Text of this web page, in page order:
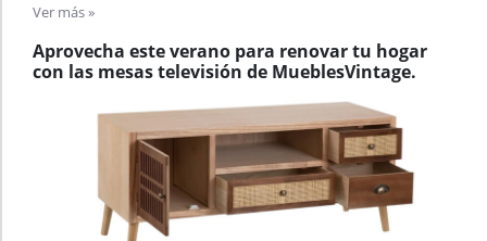
Ver más »
Aprovecha este verano para renovar tu hogar
con las mesas televisión de MueblesVintage.